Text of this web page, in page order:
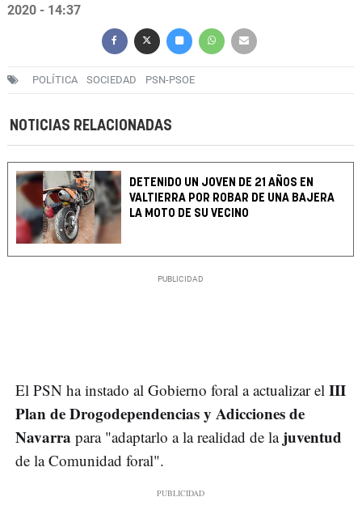
2020 - 14:37
POLÍTICA SOCIEDAD PSN-PSOE
NOTICIAS RELACIONADAS
DETENIDO UN JOVEN DE 21 AÑOS EN
VALTIERRA POR ROBAR DE UNA BAJERA
LA MOTO DE SU VECINO
El PSN ha instado al Gobierno foral a actualizar el III
Plan de Drogodependencias y Adicciones de
Navarra para "adaptarlo a la realidad de la juventud
de la Comunidad foral".